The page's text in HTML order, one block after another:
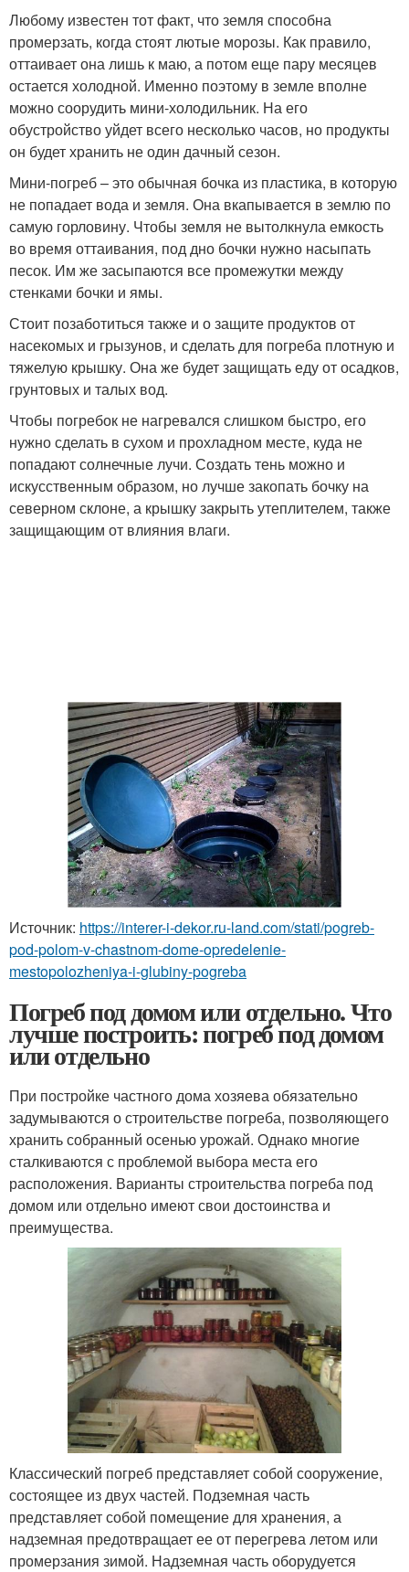
Любому известен тот факт, что земля способна
промерзать, когда стоят лютые морозы. Как правило,
оттаивает она лишь к маю, а потом еще пару месяцев
остается холодной. Именно поэтому в земле вполне
можно соорудить мини-холодильник. На его
обустройство уйдет всего несколько часов, но продукты
он будет хранить не один дачный сезон.
Мини-погреб – это обычная бочка из пластика, в которую
не попадает вода и земля. Она вкапывается в землю по
самую горловину. Чтобы земля не вытолкнула емкость
во время оттаивания, под дно бочки нужно насыпать
песок. Им же засыпаются все промежутки между
стенками бочки и ямы.
Стоит позаботиться также и о защите продуктов от
насекомых и грызунов, и сделать для погреба плотную и
тяжелую крышку. Она же будет защищать еду от осадков,
грунтовых и талых вод.
Чтобы погребок не нагревался слишком быстро, его
нужно сделать в сухом и прохладном месте, куда не
попадают солнечные лучи. Создать тень можно и
искусственным образом, но лучше закопать бочку на
северном склоне, а крышку закрыть утеплителем, также
защищающим от влияния влаги.
Источник: https://interer-i-dekor.ru-land.com/stati/pogreb-
pod-polom-v-chastnom-dome-opredelenie-
mestopolozheniya-i-glubiny-pogreba
Погреб под домом или отдельно. Что
лучше построить: погреб под домом
или отдельно
При постройке частного дома хозяева обязательно
задумываются о строительстве погреба, позволяющего
хранить собранный осенью урожай. Однако многие
сталкиваются с проблемой выбора места его
расположения. Варианты строительства погреба под
домом или отдельно имеют свои достоинства и
преимущества.
Классический погреб представляет собой сооружение,
состоящее из двух частей. Подземная часть
представляет собой помещение для хранения, а
надземная предотвращает ее от перегрева летом или
промерзания зимой. Надземная часть оборудуется